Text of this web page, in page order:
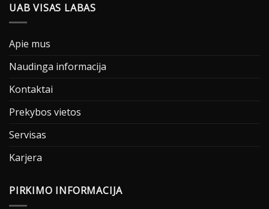
UAB VISAS LABAS
Apie mus
Naudinga informacija
Kontaktai
Prekybos vietos
Servisas
Karjera
PIRKIMO INFORMACIJA